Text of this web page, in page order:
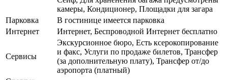
камеры, Кондиционер, Площадки для загара
Парковка
В гостинице имеется парковка
Интернет
Интернет, Беспроводной Интернет бесплатно
Сервисы
Экскурсионное бюро, Есть ксерокопирование
и факс, Услуги по продаже билетов, Трансфер
(за дополнительную плату), Трансфер от/до
аэропорта (платный)